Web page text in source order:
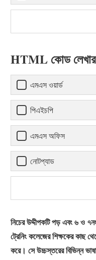
HTML কোড লেখার
এমএস ওয়ার্ড
পিএইচপি
এমএস অফিস
নোটপ্যাড
নিচের উদ্দীপকটি পড় এবং ৬ ও
ট্রেনিং কলেজের শিক্ষকের কাছ
করে। সে উচ্চস্তরের বিভিন্ন